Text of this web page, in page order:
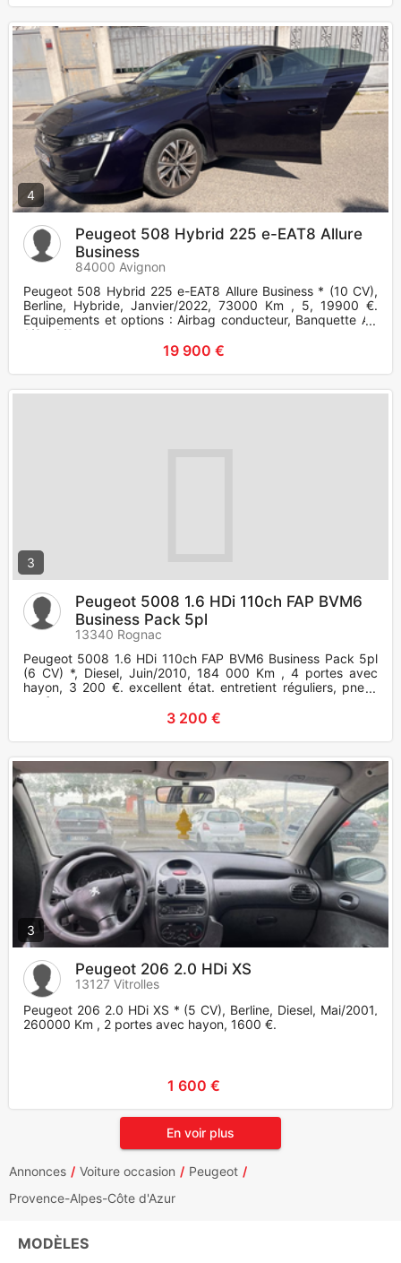
4
Peugeot 508 Hybrid 225 e-EAT8 Allure
Business
84000 Avignon
Peugeot 508 Hybrid 225 e-EAT8 Allure Business * (10 CV),
Berline, Hybride, Janvier/2022, 73000 Km , 5, 19900 €.
Equipements et options : Airbag conducteur, Banquette AR
1/3 - 2/3,
19 900 €
3
Peugeot 5008 1.6 HDi 110ch FAP BVM6
Business Pack 5pl
13340 Rognac
Peugeot 5008 1.6 HDi 110ch FAP BVM6 Business Pack 5pl
(6 CV) *, Diesel, Juin/2010, 184 000 Km , 4 portes avec
hayon, 3 200 €. excellent état. entretient réguliers, pneus
neufs.
3 200 €
3
Peugeot 206 2.0 HDi XS
13127 Vitrolles
Peugeot 206 2.0 HDi XS * (5 CV), Berline, Diesel, Mai/2001,
260000 Km , 2 portes avec hayon, 1600 €.
1 600 €
En voir plus
Annonces Voiture occasion
Peugeot
Provence-Alpes-Côte d'Azur
MODÈLES